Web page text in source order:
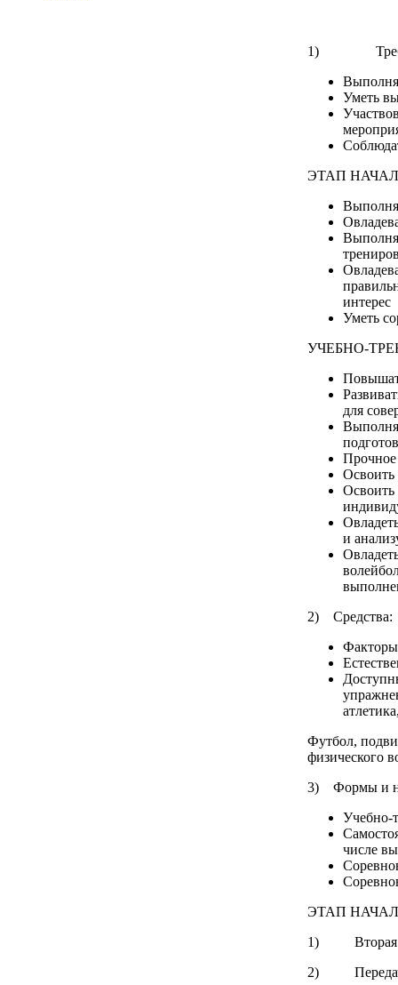
1)
Уметь
ЭТАП
интерес
Уметь
УЧЕБНО-
для
Прочное
Освоить
и
2) Средства:
Футбол,
физического
3) Формы и
Учебно-
числе
ЭТАП
1) Вторая
2) Передача